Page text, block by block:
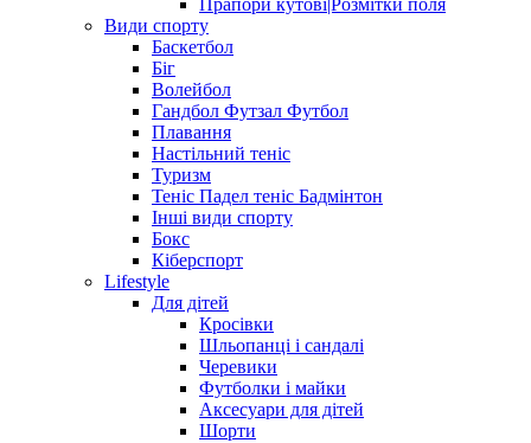
Прапори кутові|Розмітки поля
Види спорту
Баскетбол
Біг
Волейбол
Гандбол Футзал Футбол
Плавання
Настільний теніс
Туризм
Теніс Падел теніс Бадмінтон
Інші види спорту
Бокс
Кіберспорт
Lifestyle
Для дітей
Кросівки
Шльопанці і сандалі
Черевики
Футболки і майки
Аксесуари для дітей
Шорти